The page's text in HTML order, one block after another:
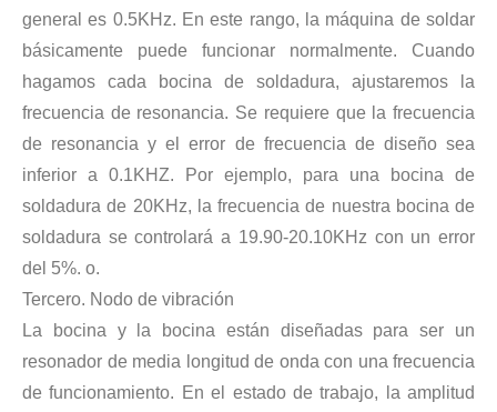
Tecnología de esterilización e inactivación ultrasónica
Actualmente, la investigación sobre la extracción de antioxidantes y
general es 0.5KHz. En este rango, la máquina de soldar
básicamente puede funcionar normalmente. Cuando
hagamos cada bocina de soldadura, ajustaremos la
frecuencia de resonancia. Se requiere que la frecuencia
de resonancia y el error de frecuencia de diseño sea
inferior a 0.1KHZ. Por ejemplo, para una bocina de
soldadura de 20KHz, la frecuencia de nuestra bocina de
soldadura se controlará a 19.90-20.10KHz con un error
del 5%. o.
Tercero. Nodo de vibración
La bocina y la bocina están diseñadas para ser un
resonador de media longitud de onda con una frecuencia
de funcionamiento. En el estado de trabajo, la amplitud